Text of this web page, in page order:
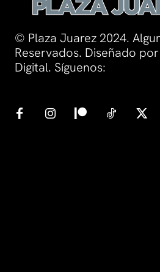
© Plaza Juarez 2024.
Reservados. Diseñado
Digital. Síguenos: